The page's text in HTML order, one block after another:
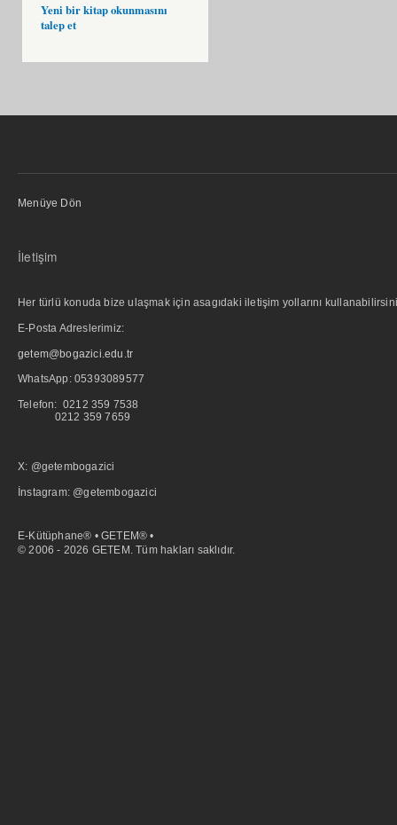
Yeni bir kitap okunmasını
talep et
Menüye Dön
İletişim
Her türlü konuda bize ulaşmak için asagıdaki iletişim yollarını
E-Posta Adreslerimiz:
getem@bogazici.edu.tr
WhatsApp: 05393089577
Telefon: 0212 359 7538
0212 359 7659
X: @getembogazici
İnstagram: @getembogazici
E-Kütüphane® • GETEM® •
© 2006 - 2026 GETEM. Tüm hakları saklıdır.